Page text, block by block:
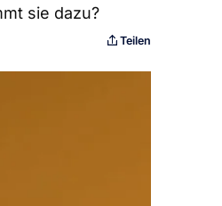
sie dazu?
Teilen